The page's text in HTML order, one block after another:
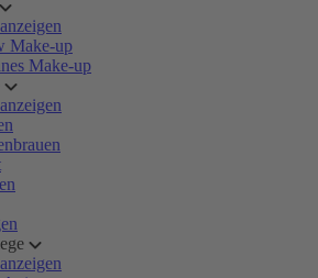
Make-up
Make-up